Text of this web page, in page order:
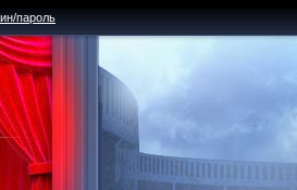
пароль